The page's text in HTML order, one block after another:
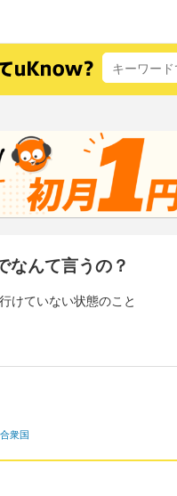
なんて言うの？
けていない状態のこと
衆国